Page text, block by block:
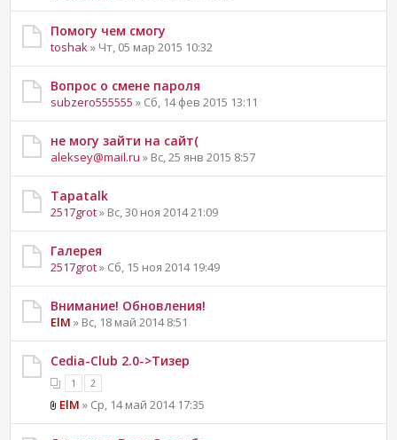
Помогу чем смогу
toshak » Чт, 05 мар 2015 10:32
Вопрос о смене пароля
subzero555555 » Сб, 14 фев 2015 13:11
не могу зайти на сайт(
aleksey@mail.ru » Вс, 25 янв 2015 8:57
Tapatalk
2517grot» Вс, 30 ноя 2014 21:09
Галерея
2517grot» Сб, 15 ноя 2014 19:49
Внимание! Обновления!
ElM » Вс, 18 май 2014 8:51
Cedia-Club 2.0->Тизер
1 2
ElM » Ср, 14 май 2014 17:35